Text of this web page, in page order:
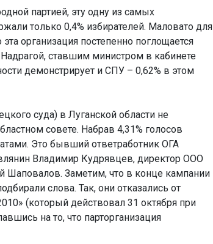
партией, эту одну из самых
только 0,4% избирателей. Маловато для
организация постепенно поглощается
ставшим министром в кабинете
демонстрирует и СПУ – 0,62% в этом
суда) в Луганской области не
совете. Набрав 4,31% голосов
Это бывший ответработник ОГА
Владимир Кудрявцев, директор ООО
Шаповалов. Заметим, что в конце кампании
слова. Так, они отказались от
(который действовал 31 октября при
на то, что парторганизация